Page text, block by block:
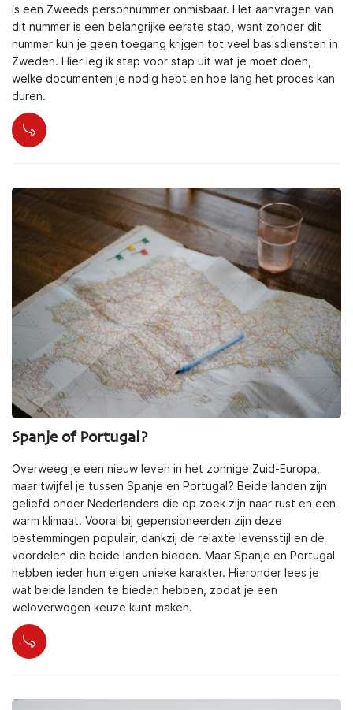
is een Zweeds personnummer onmisbaar. Het aanvragen van
dit nummer is een belangrijke eerste stap, want zonder dit
nummer kun je geen toegang krijgen tot veel basisdiensten in
Zweden. Hier leg ik stap voor stap uit wat je moet doen,
welke documenten je nodig hebt en hoe lang het proces kan
duren.
Spanje of Portugal?
Overweeg je een nieuw leven in het zonnige Zuid-Europa,
maar twijfel je tussen Spanje en Portugal? Beide landen zijn
geliefd onder Nederlanders die op zoek zijn naar rust en een
warm klimaat. Vooral bij gepensioneerden zijn deze
bestemmingen populair, dankzij de relaxte levensstijl en de
voordelen die beide landen bieden. Maar Spanje en Portugal
hebben ieder hun eigen unieke karakter. Hieronder lees je
wat beide landen te bieden hebben, zodat je een
weloverwogen keuze kunt maken.